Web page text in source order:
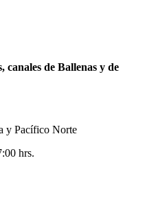
canales de Ballenas y de
y Pacífico Norte
hrs.